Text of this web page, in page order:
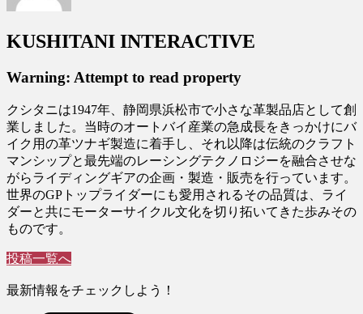
KUSHITANI INTERACTIVE
Warning: Attempt to read property
クシタニは1947年、静岡県浜松市で小さな革製品店として創
業しました。当時のオートバイ産業の急成長をきっかけにバ
イク用の革ツナギ製造に着手し、それ以降は伝統のクラフト
マンシップと最先端のレーシングテクノロジーを融合させな
がらライディングギアの企画・製造・販売を行っています。
世界のGPトップライダーにも愛用されるその品質は、ライ
ダーと共にモーターサイクル文化を切り拓いてきた歩みその
ものです。
投稿一覧へ
最新情報をチェックしよう！